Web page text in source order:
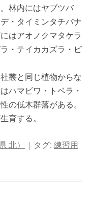
林内にはヤブツバ
・タイミンタチバナ
はアオノクマタケラ
・テイカカズラ・ビ
叢と同じ植物からな
ハマビワ・トベラ・
の低木群落がある。
育する。
北） | タグ: 練習用